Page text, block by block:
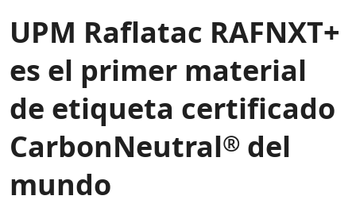
UPM Raflatac RAFNXT+
es el primer material
de etiqueta certificado
CarbonNeutral® del
mundo